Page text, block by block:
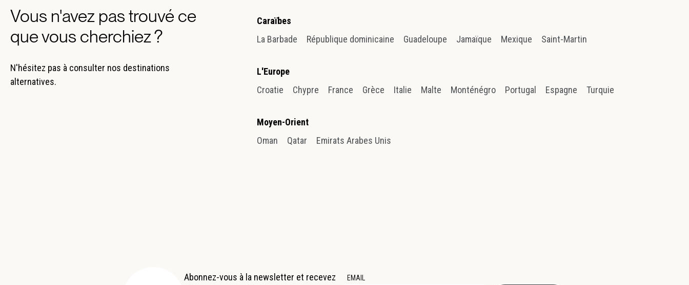
Vous n'avez pas trouvé ce
que vous cherchiez ?
N'hésitez pas à consulter nos destinations
alternatives.
Caraïbes
La Barbade
République dominicaine Guadeloupe Jamaïque Mexique Saint-Martin
L'Europe
Croatie
Chypre France Grèce Italie Malte Monténégro Portugal Espagne Turquie
Moyen-Orient
Oman
Qatar Emirats Arabes Unis
Abonnez-vous à la newsletter et recevez
EMAIL